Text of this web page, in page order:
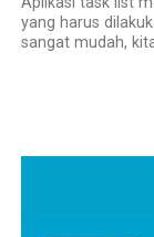
yang harus
sangat mudah,